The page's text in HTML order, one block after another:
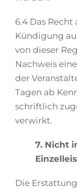
6.4 Das
Kündigung
von dieser
Nachweis
der
Tagen ab
schriftlich
verwirkt.
7. Nicht
Die